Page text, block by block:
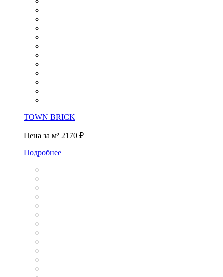
TOWN BRICK
Цена за м² 2170 ₽
Подробнее